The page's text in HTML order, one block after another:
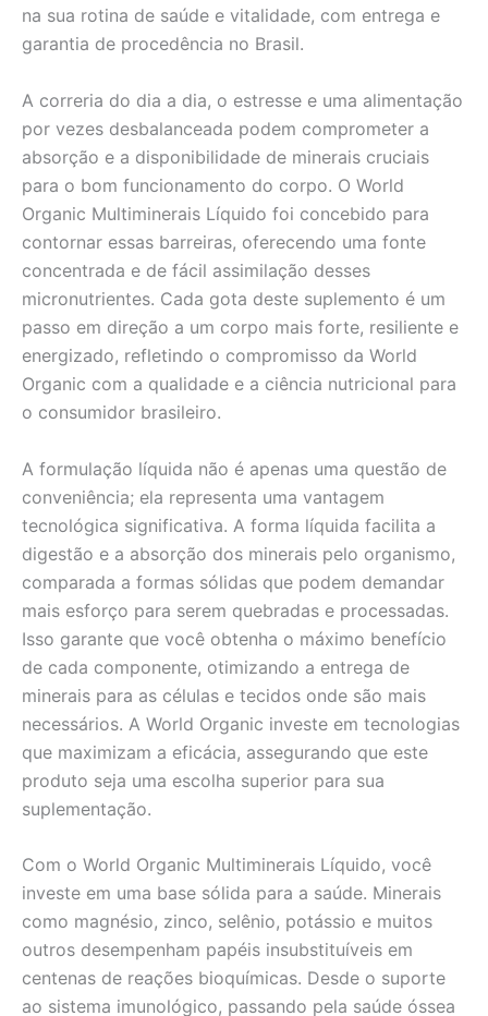
na sua rotina de saúde e vitalidade, com entrega e
garantia de procedência no Brasil.
A correria do dia a dia, o estresse e uma alimentação
por vezes desbalanceada podem comprometer a
absorção e a disponibilidade de minerais cruciais
para o bom funcionamento do corpo. O World
Organic Multiminerais Líquido foi concebido para
contornar essas barreiras, oferecendo uma fonte
concentrada e de fácil assimilação desses
micronutrientes. Cada gota deste suplemento é um
passo em direção a um corpo mais forte, resiliente e
energizado, refletindo o compromisso da World
Organic com a qualidade e a ciência nutricional para
o consumidor brasileiro.
A formulação líquida não é apenas uma questão de
conveniência; ela representa uma vantagem
tecnológica significativa. A forma líquida facilita a
digestão e a absorção dos minerais pelo organismo,
comparada a formas sólidas que podem demandar
mais esforço para serem quebradas e processadas.
Isso garante que você obtenha o máximo benefício
de cada componente, otimizando a entrega de
minerais para as células e tecidos onde são mais
necessários. A World Organic investe em tecnologias
que maximizam a eficácia, assegurando que este
produto seja uma escolha superior para sua
suplementação.
Com o World Organic Multiminerais Líquido, você
investe em uma base sólida para a saúde. Minerais
como magnésio, zinco, selênio, potássio e muitos
outros desempenham papéis insubstituíveis em
centenas de reações bioquímicas. Desde o suporte
ao sistema imunológico, passando pela saúde óssea